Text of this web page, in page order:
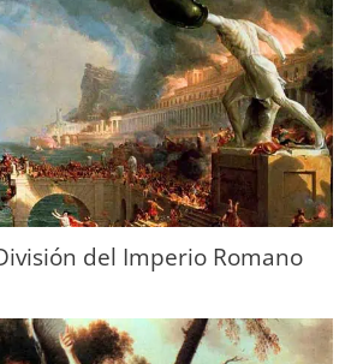
del Imperio Romano